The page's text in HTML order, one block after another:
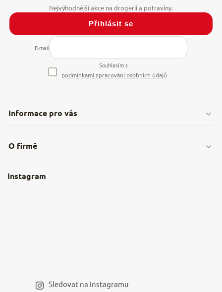
Informace pro vás
Obchodní podmínky
Nejčastější dotazy
E-mail
Souhlasím s
podmínkami zpracování osobních údajů
Přihlásit se
Instagram
Sledovat na Instagramu
O firmě
Hodnocení obchodu